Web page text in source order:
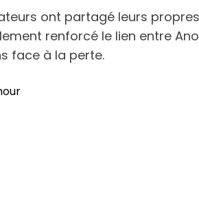
ont partagé leurs
renforcé le lien entre
face à la perte.